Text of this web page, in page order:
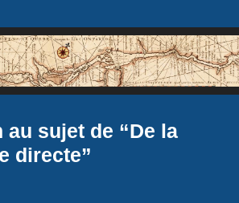
au sujet de “De la
directe”